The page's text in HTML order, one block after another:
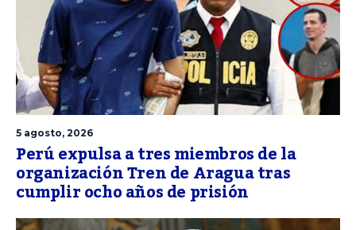
5 agosto, 2026
Perú expulsa a tres miembros de la
organización Tren de Aragua tras
cumplir ocho años de prisión